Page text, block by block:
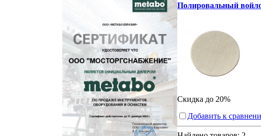
Полировальный
Скидка до 20%
Добавить к